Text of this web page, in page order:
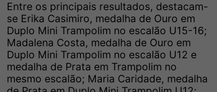
Entre os principais resultados, destacam-
se Erika Casimiro, medalha de Ouro em
Duplo Mini Trampolim no escalão U15-16;
Madalena Costa, medalha de Ouro em
Duplo Mini Trampolim no escalão U12 e
medalha de Prata em Trampolim no
mesmo escalão; Maria Caridade, medalha